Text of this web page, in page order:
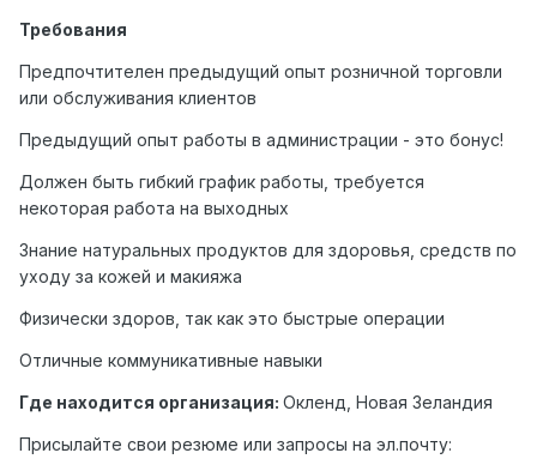
Требования
Предпочтителен предыдущий опыт розничной торговли
или обслуживания клиентов
Предыдущий опыт работы в администрации - это бонус!
Должен быть гибкий график работы, требуется
некоторая работа на выходных
Знание натуральных продуктов для здоровья, средств по
уходу за кожей и макияжа
Физически здоров, так как это быстрые операции
Отличные коммуникативные навыки
Где находится организация: Окленд, Новая Зеландия
Присылайте свои резюме или запросы на эл.почту: